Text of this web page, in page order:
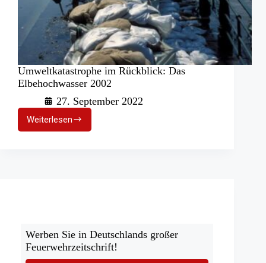
Umweltkatastrophe im Rückblick: Das
Elbehochwasser 2002
27. September 2022
WeiterlesenUmweltkatastrophe
im
Werben Sie in Deutschlands großer
Feuerwehrzeitschrift!